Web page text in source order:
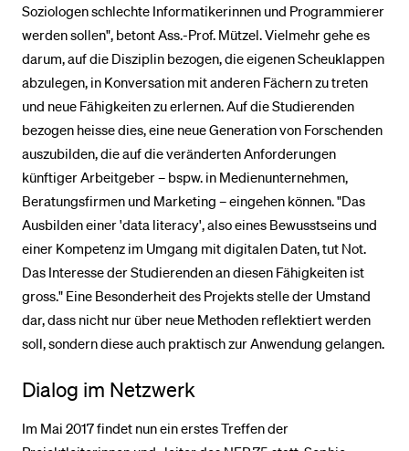
Soziologen schlechte Informatikerinnen und Programmierer
werden sollen", betont Ass.-Prof. Mützel. Vielmehr gehe es
darum, auf die Disziplin bezogen, die eigenen Scheuklappen
abzulegen, in Konversation mit anderen Fächern zu treten
und neue Fähigkeiten zu erlernen. Auf die Studierenden
bezogen heisse dies, eine neue Generation von Forschenden
auszubilden, die auf die veränderten Anforderungen
künftiger Arbeitgeber – bspw. in Medienunternehmen,
Beratungsfirmen und Marketing – eingehen können. "Das
Ausbilden einer 'data literacy', also eines Bewusstseins und
einer Kompetenz im Umgang mit digitalen Daten, tut Not.
Das Interesse der Studierenden an diesen Fähigkeiten ist
gross." Eine Besonderheit des Projekts stelle der Umstand
dar, dass nicht nur über neue Methoden reflektiert werden
soll, sondern diese auch praktisch zur Anwendung gelangen.
Dialog im Netzwerk
Im Mai 2017 findet nun ein erstes Treffen der